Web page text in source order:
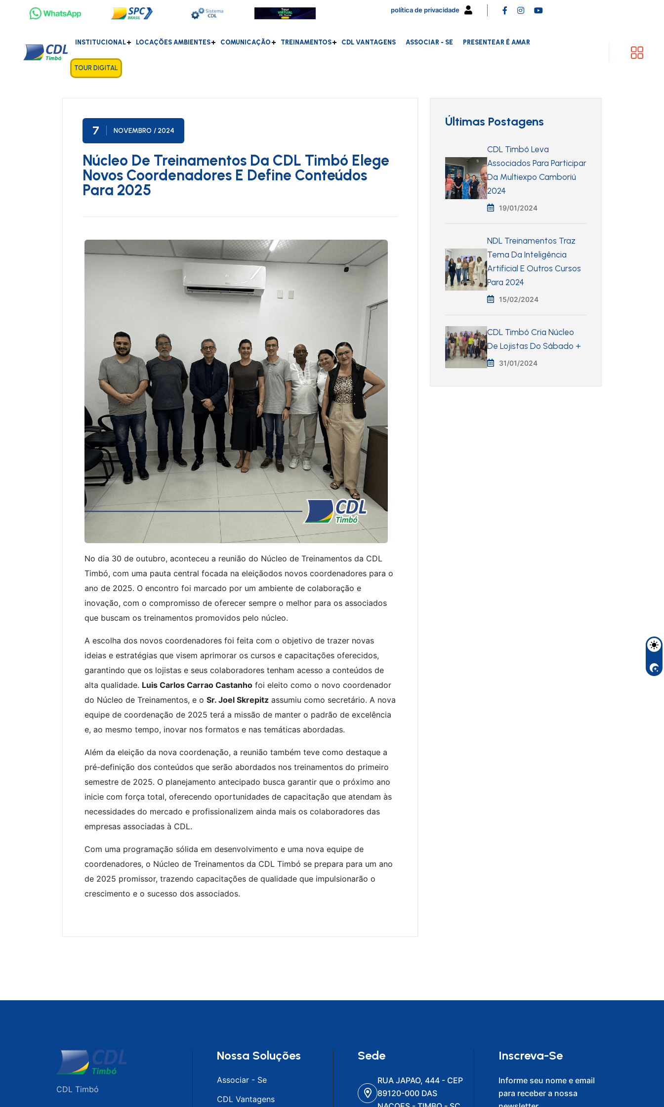
política de privacidade
INSTITUCIONAL LOCAÇÕES AMBIENTES COMUNICAÇÃO TREINAMENTOS CDL VANTAGENS ASSOCIAR - SE PRESENTEAR É AMAR
TOUR DIGITAL
7 NOVEMBRO / 2024
Núcleo De Treinamentos Da CDL Timbó Elege
Novos Coordenadores E Define Conteúdos
Para 2025
No dia 30 de outubro, aconteceu a reunião do Núcleo de Treinamentos da CDL
Timbó, com uma pauta central focada na eleiçãodos novos coordenadores para o
ano de 2025. O encontro foi marcado por um ambiente de colaboração e
inovação, com o compromisso de oferecer sempre o melhor para os associados
que buscam os treinamentos promovidos pelo núcleo.
A escolha dos novos coordenadores foi feita com o objetivo de trazer novas
ideias e estratégias que visem aprimorar os cursos e capacitações oferecidos,
garantindo que os lojistas e seus colaboradores tenham acesso a conteúdos de
alta qualidade. Luis Carlos Carrao Castanho foi eleito como o novo coordenador
do Núcleo de Treinamentos, e o Sr. Joel Skrepitz assumiu como secretário. A nova
equipe de coordenação de 2025 terá a missão de manter o padrão de excelência
e, ao mesmo tempo, inovar nos formatos e nas temáticas abordadas.
Além da eleição da nova coordenação, a reunião também teve como destaque a
pré-definição dos conteúdos que serão abordados nos treinamentos do primeiro
semestre de 2025. O planejamento antecipado busca garantir que o próximo ano
inicie com força total, oferecendo oportunidades de capacitação que atendam às
necessidades do mercado e profissionalizem ainda mais os colaboradores das
empresas associadas à CDL.
Com uma programação sólida em desenvolvimento e uma nova equipe de
coordenadores, o Núcleo de Treinamentos da CDL Timbó se prepara para um ano
de 2025 promissor, trazendo capacitações de qualidade que impulsionarão o
crescimento e o sucesso dos associados.
Últimas Postagens
CDL Timbó Leva
Associados Para Participar
Da Multiexpo Camboriú
2024
19/01/2024
NDL Treinamentos Traz
Tema Da Inteligência
Artificial E Outros Cursos
Para 2024
15/02/2024
CDL Timbó Cria Núcleo
De Lojistas Do Sábado +
31/01/2024
CDL Timbó
Nossa Soluções
Associar - Se
CDL Vantagens
Sede
RUA JAPAO, 444 - CEP
89120-000 DAS
Inscreva-Se
Informe seu nome e email
para receber a nossa